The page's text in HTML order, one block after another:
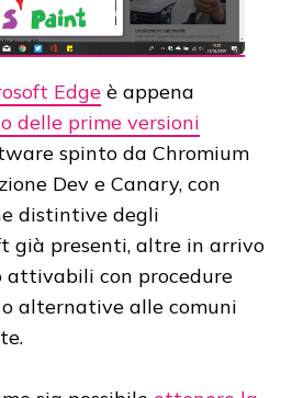
Edge è appena
delle prime versioni
spinto da Chromium
Dev e Canary, con
distintive degli
già presenti, altre in arrivo
attivabili con procedure
alternative alle comuni